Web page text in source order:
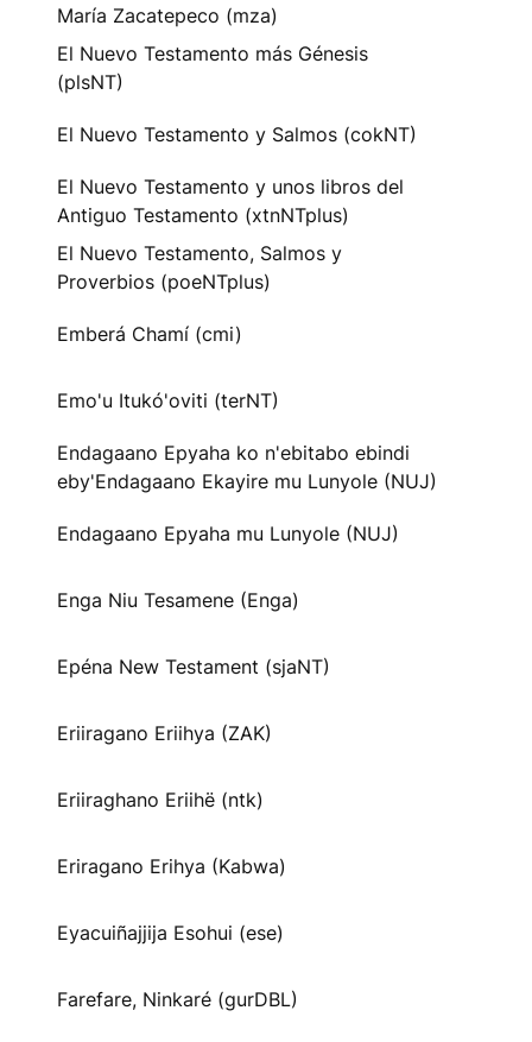
María Zacatepeco (mza)
El Nuevo Testamento más Génesis
(plsNT)
El Nuevo Testamento y Salmos (cokNT)
El Nuevo Testamento y unos libros del
Antiguo Testamento (xtnNTplus)
El Nuevo Testamento, Salmos y
Proverbios (poeNTplus)
Emberá Chamí (cmi)
Emo'u Itukó'oviti (terNT)
Endagaano Epyaha ko n'ebitabo ebindi
eby'Endagaano Ekayire mu Lunyole (NUJ)
Endagaano Epyaha mu Lunyole (NUJ)
Enga Niu Tesamene (Enga)
Epéna New Testament (sjaNT)
Eriiragano Eriihya (ZAK)
Eriiraghano Eriihë (ntk)
Eriragano Erihya (Kabwa)
Eyacuiñajjija Esohui (ese)
Farefare, Ninkaré (gurDBL)